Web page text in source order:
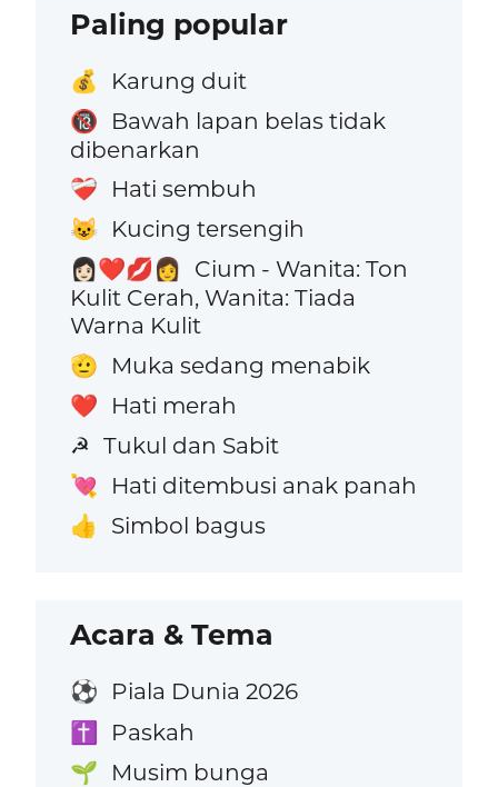
Paling popular
💰 Karung duit
🔞
Bawah lapan belas tidak
dibenarkan
❤️‍🩹 Hati sembuh
😺 Kucing tersengih
👩🏻‍❤️‍💋‍👩
Cium - Wanita: Ton
Kulit Cerah, Wanita: Tiada
Warna Kulit
🫡 Muka sedang menabik
❤️ Hati merah
☭ Tukul dan Sabit
💘 Hati ditembusi anak panah
👍 Simbol bagus
Acara & Tema
⚽ Piala Dunia 2026
✝️ Paskah
🌱 Musim bunga